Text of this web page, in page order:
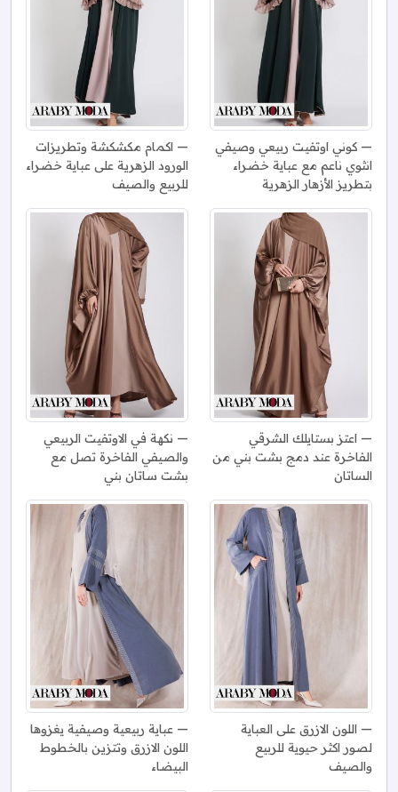
كوني اوتفيت ربيعي وصيفي
انثوي ناعم مع عباية خضراء
بتطريز الأزهار الزهرية
اكمام مكشكشة وتطريزات
الورود الزهرية على عباية خضراء
للربيع والصيف
اعتز بستايلك الشرقي
الفاخرة عند دمج بشت بني من
الساتان
نكهة في الاوتفيت الربيعي
والصيفي الفاخرة تصل مع
بشت ساتان بني
اللون الازرق على العباية
لصور اكثر حيوية للربيع
والصيف
عباية ربيعية وصيفية يغزوها
اللون الازرق وتتزين بالخطوط
البيضاء